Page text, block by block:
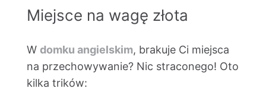
Miejsce na wagę złota
W domku angielskim, brakuje Ci miejsca
na przechowywanie? Nic straconego! Oto
kilka trików: